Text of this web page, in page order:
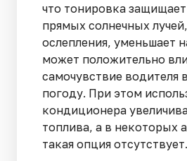
что тонировка
прямых солнечных
ослепления, уменьшает
может положительно
самочувствие водителя
погоду. При этом
кондиционера
топлива, а в некоторых
такая опция отсутствует.